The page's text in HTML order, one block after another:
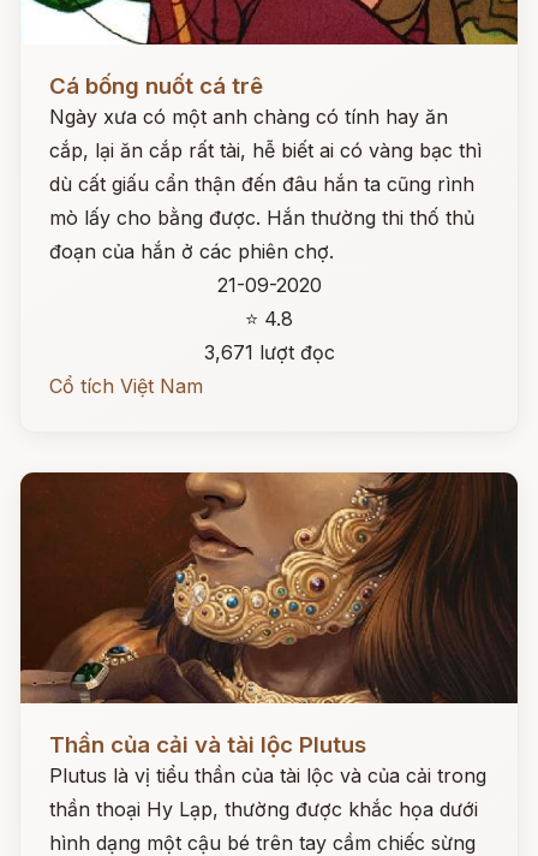
Đọc ngay
Cá bống nuốt cá trê
Ngày xưa có một anh chàng có tính hay ăn
cắp, lại ăn cắp rất tài, hễ biết ai có vàng bạc thì
dù cất giấu cẩn thận đến đâu hắn ta cũng rình
mò lấy cho bằng được. Hắn thường thi thố thủ
đoạn của hắn ở các phiên chợ.
21-09-2020
⭐ 4.8
3,671 lượt đọc
Cổ tích Việt Nam
Đọc ngay
Thần của cải và tài lộc Plutus
Plutus là vị tiểu thần của tài lộc và của cải trong
thần thoại Hy Lạp, thường được khắc họa dưới
hình dạng một cậu bé trên tay cầm chiếc sừng